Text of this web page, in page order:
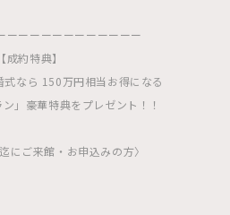
ーーーーーーーーーーーー
【成約特典】
式なら 150万円相当お得になる
」豪華特典をプレゼント！！
にご来館・お申込みの方〉